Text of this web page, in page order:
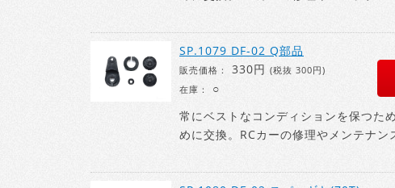
SP.1079 DF-02 Q部品
販売価格： 330円 (税抜 300円)
在庫：
○
常にベストなコンディションを保つた
めに交換。RCカーの修理やメンテナン